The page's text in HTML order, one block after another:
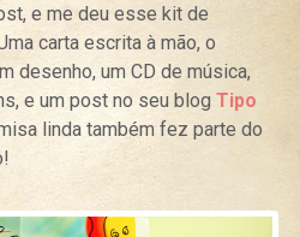
e me deu esse kit de
carta escrita à mão, o
desenho, um CD de música,
e um post no seu blog Tipo
linda também fez parte do